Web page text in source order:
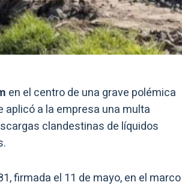
en el centro de una grave polémica
aplicó a la empresa una multa
clandestinas de líquidos
firmada el 11 de mayo, en el marco